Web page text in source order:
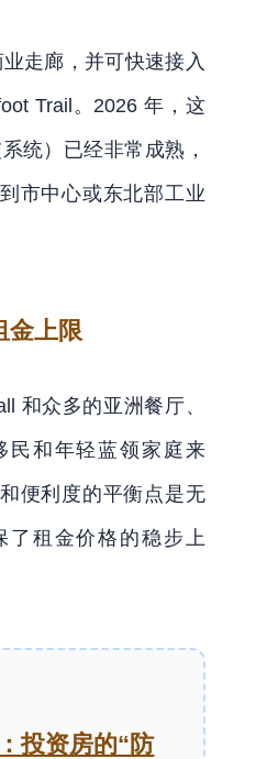
走廊，并可快速接入
Trail。2026 年，这
统）已经非常成熟，
市中心或东北部工业
金上限
和众多的亚洲餐厅、
民和年轻蓝领家庭来
便利度的平衡点是无
了租金价格的稳步上
投资房的“防